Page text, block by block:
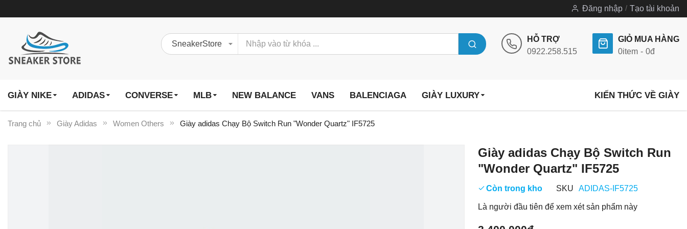
Đăng nhập Tạo tài khoản
HỖ TRỢ
0922.258.515
GIỎ MUA HÀNG
0item 0đ
GIÀY NIKE ADIDAS CONVERSE MLB NEW BALANCE VANS BALENCIAGA GIÀY LUXURY KIẾN THỨC VỀ GIÀY
Trang chủ Giày Adidas Women Others Giày adidas Chạy Bộ Switch Run "Wonder Quartz" IF5725
Giày adidas Chạy Bộ Switch Run
"Wonder Quartz" IF5725
Còn trong kho SKU ADIDAS-IF5725
Là người đầu tiên để xem xét sản phẩm này
Chuyển